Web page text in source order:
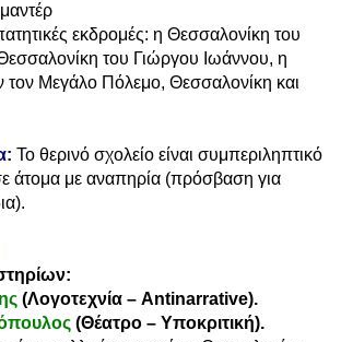
εκδρομές: η Θεσσαλονίκη του
του Γιώργου Ιωάννου, η
τον Μεγάλο Πόλεμο, Θεσσαλονίκη και
Το θερινό σχολείο είναι συμπεριληπτικό
άτομα με αναπηρία (πρόσβαση για
(Λογοτεχνία – Antinarrative).
(Θέατρο – Υποκριτική).